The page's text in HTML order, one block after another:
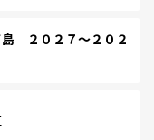
２０２７～２０２